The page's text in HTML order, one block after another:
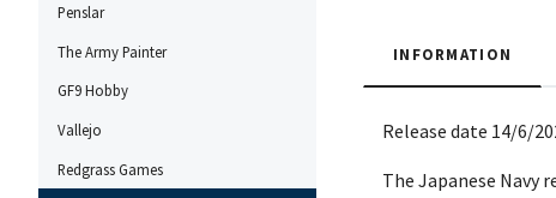
Penslar
The Army Painter
GF9 Hobby
Vallejo
Redgrass Games
INFORMATION
Release date 14/6/
The Japanese Navy